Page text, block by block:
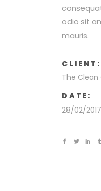
odio sit
mauris.
CLIENT:
The
DATE:
28/02/2017